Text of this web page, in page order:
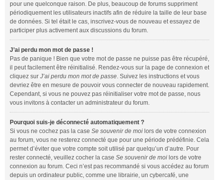
pour une quelconque raison. De plus, beaucoup de forums suppriment
périodiquement les utilisateurs inactifs afin de réduire la taille de leur base
de données. Si tel était le cas, inscrivez-vous de nouveau et essayez de
participer plus activement aux discussions du forum.
J’ai perdu mon mot de passe !
Pas de panique ! Bien que votre mot de passe ne puisse pas être récupéré,
il peut facilement être réinitialisé. Rendez-vous sur la page de connexion et
cliquez sur J’ai perdu mon mot de passe. Suivez les instructions et vous
devriez être en mesure de pouvoir vous connecter de nouveau rapidement.
Cependant, si vous ne pouvez pas réinitialiser votre mot de passe, nous
vous invitons à contacter un administrateur du forum.
Pourquoi suis-je déconnecté automatiquement ?
Si vous ne cochez pas la case Se souvenir de moi lors de votre connexion
au forum, vous ne resterez connecté que pour une période prédéfinie. Cela
permet d’éviter que votre compte soit utilisé par quelqu’un d’autre. Pour
rester connecté, veuillez cocher la case Se souvenir de moi lors de votre
connexion au forum. Ceci n’est pas recommandé si vous accédez au forum
depuis un ordinateur public, comme une librairie, un cybercafé, une